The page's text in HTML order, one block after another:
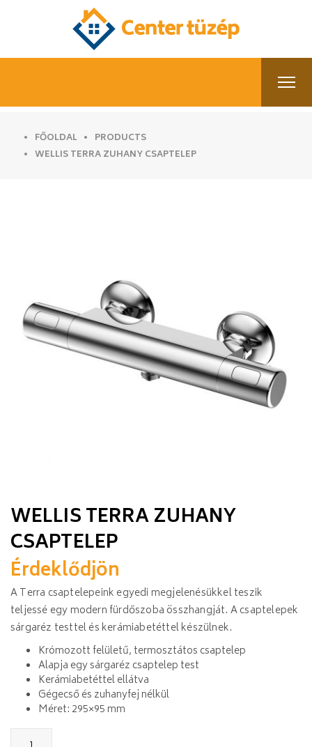
FŐOLDAL
PRODUCTS
WELLIS TERRA ZUHANY CSAPTELEP
WELLIS TERRA ZUHANY
CSAPTELEP
Érdeklődjön
A Terra csaptelepeink egyedi megjelenésükkel teszik
teljessé egy modern fürdőszoba összhangját. A csaptelepek
sárgaréz testtel és kerámiabetéttel készülnek.
Krómozott felületű, termosztátos csaptelep
Alapja egy sárgaréz csaptelep test
Kerámiabetéttel ellátva
Gégecső és zuhanyfej nélkül
Méret: 295×95 mm
Wellis